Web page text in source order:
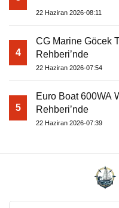
22 Haziran 2026-08:11
4
CG Marine Göcek
Rehberi’nde
22 Haziran 2026-07:54
5
Euro Boat 600WA
Rehberi’nde
22 Haziran 2026-07:39